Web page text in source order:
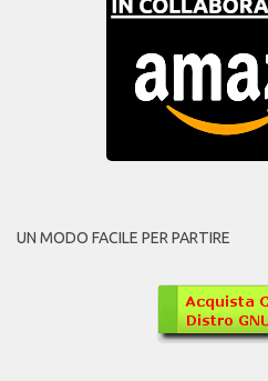
UN MODO FACILE PER PARTIRE